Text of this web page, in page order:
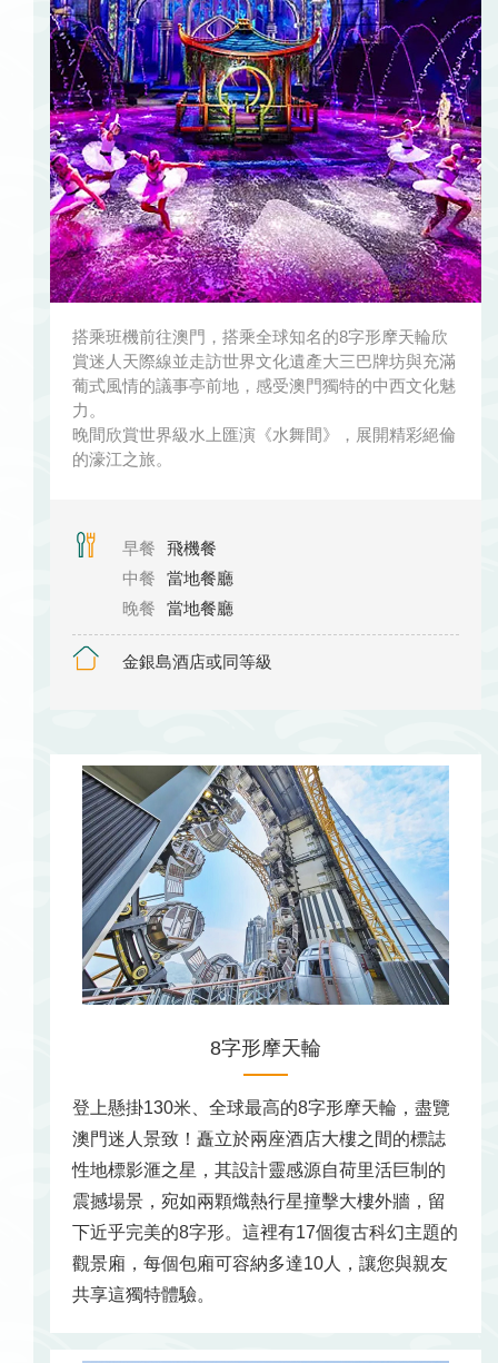
搭乘班機前往澳門，搭乘全球知名的8字形摩天輪欣
賞迷人天際線並走訪世界文化遺產大三巴牌坊與充滿
葡式風情的議事亭前地，感受澳門獨特的中西文化魅
力。
晚間欣賞世界級水上匯演《水舞間》，展開精彩絕倫
的濠江之旅。
早餐
飛機餐
中餐
當地餐廳
晚餐
當地餐廳
金銀島酒店或同等級
8字形摩天輪
登上懸掛130米、全球最高的8字形摩天輪，盡覽
澳門迷人景致！矗立於兩座酒店大樓之間的標誌
性地標影滙之星，其設計靈感源自荷里活巨制的
震撼場景，宛如兩顆熾熱行星撞擊大樓外牆，留
下近乎完美的8字形。這裡有17個復古科幻主題的
觀景廂，每個包廂可容納多達10人，讓您與親友
共享這獨特體驗。